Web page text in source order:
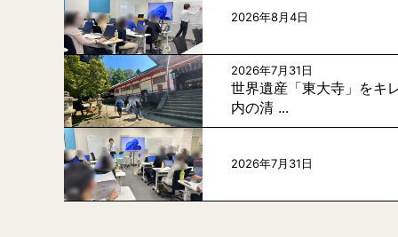
2026年8月4日
2026年7月31日
世界遺産「東大寺」をキ
内の清 ...
2026年7月31日